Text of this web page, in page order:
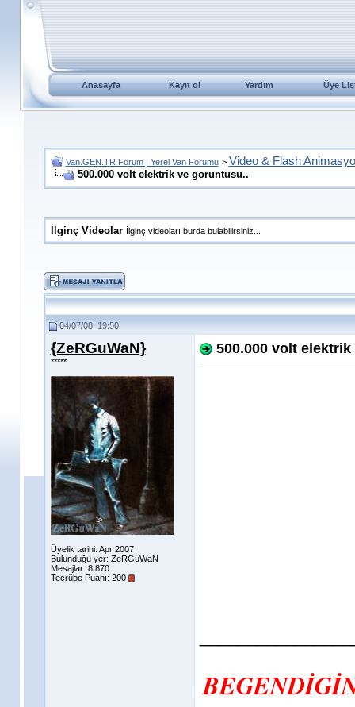
Anasayfa Kayıt ol Yardım Üye
Van.GEN.TR Forum | Yerel Van Forumu > Video & Flash
500.000 volt elektrik ve goruntusu..
İlginç Videolar İlginç videoları burda bulabilirsiniz...
04/07/08, 19:50
{ZeRGuWaN}
*****
Üyelik tarihi: Apr 2007
Bulunduğu yer: ZeRGuWaN
Mesajlar: 8.870
Tecrübe Puanı: 200
500.000 volt